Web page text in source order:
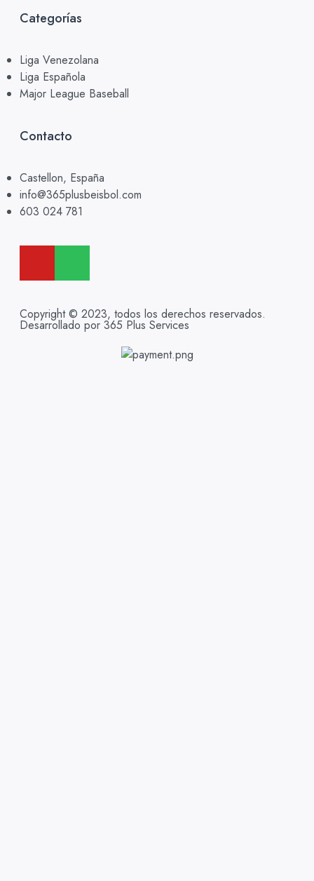
Categorías
Liga Venezolana
Liga Española
Major League Baseball
Contacto
Castellon, España
info@365plusbeisbol.com
603 024 781
Copyright © 2023, todos los derechos reservados.
Desarrollado por 365 Plus Services